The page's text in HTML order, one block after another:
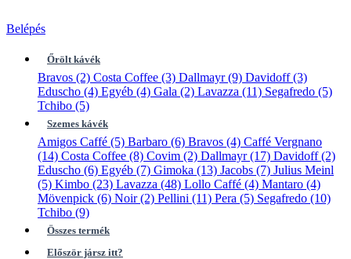
Belépés
Őrölt kávék
Bravos (2) Costa Coffee (3) Dallmayr(9) Davidoff(3)
Eduscho (4) Egyéb (4) Gala (2) Lavazza (11) Segafredo (5)
Tchibo (5)
Szemes kávék
Amigos Caffé (5) Barbaro (6) Bravos (4) Caffé Vergnano
(14) Costa Coffee (8) Covim (2) Dallmayr(17) Davidoff(2)
Eduscho (6) Egyéb (7) Gimoka (13) Jacobs (7) Julius Meinl
(5) Kimbo (23) Lavazza (48) Lollo Caffé (4) Mantaro (4)
Mövenpick (6) Noir(2) Pellini (11) Pera (5) Segafredo (10)
Tchibo (9)
Összes termék
Először jársz itt?